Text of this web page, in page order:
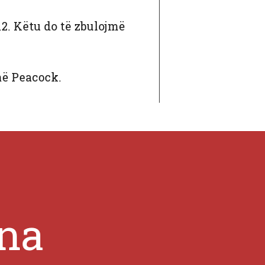
Këtu do të zbulojmë
Peacock.